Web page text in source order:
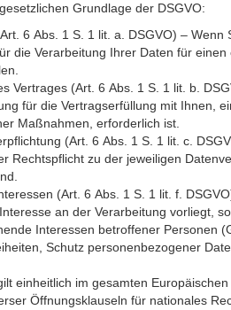
Grundlage der DSGVO:
6 Abs. 1 S. 1 lit. a. DSGVO) – Wenn
die Verarbeitung Ihrer Daten für
Vertrages (Art. 6 Abs. 1 S. 1 lit. b.
für die Vertragserfüllung mit Ihnen,
Maßnahmen, erforderlich ist.
(Art. 6 Abs. 1 S. 1 lit. c.
Rechtspflicht zu der jeweiligen
(Art. 6 Abs. 1 S. 1 lit. f.
an der Verarbeitung vorliegt,
Interessen betroffener Personen
Schutz personenbezogener
einheitlich im gesamten
Öffnungsklauseln für nationales